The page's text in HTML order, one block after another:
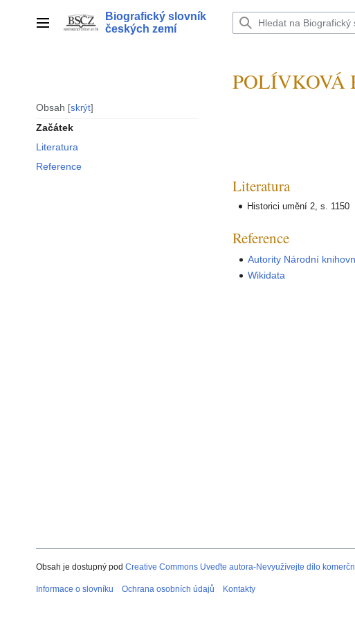
Hlavní menu
Biografický slovník
českých zemí
Obsah skrýt
Začátek
Literatura
Reference
POLÍVKOVÁ
Literatura
Historici umění 2, s. 1150
Reference
Autority Národní
Wikidata
Obsah je dostupný pod Creative Commons Uveďte autora-Nevyužívejte dílo
Informace o slovníku Ochrana osobních údajů Kontakty